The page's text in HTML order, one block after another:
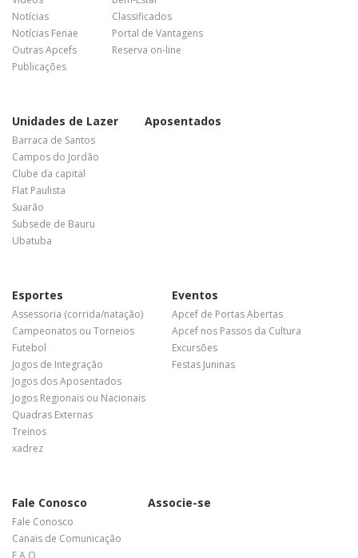
Notícias
Notícias Fenae
Outras Apcefs
Publicações
Classificados
Portal de Vantagens
Reserva on-line
Unidades de Lazer
Barraca de Santos
Campos do Jordão
Clube da capital
Flat Paulista
Suarão
Subsede de Bauru
Ubatuba
Aposentados
Esportes
Assessoria (corrida/natação)
Campeonatos ou Torneios
Futebol
Jogos de Integração
Jogos dos Aposentados
Jogos Regionais ou Nacionais
Quadras Externas
Treinos
xadrez
Eventos
Apcef de Portas Abertas
Apcef nos Passos da Cultura
Excursões
Festas Juninas
Fale Conosco
Fale Conosco
Canais de Comunicação
F A Q
Associe-se